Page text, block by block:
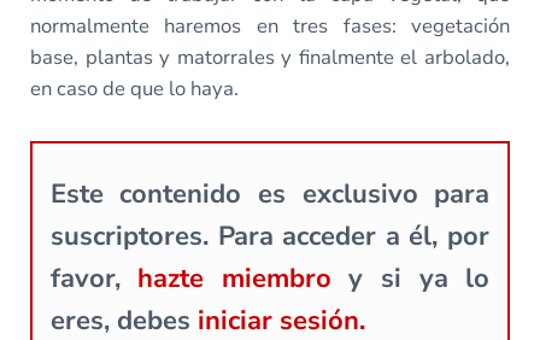
normalmente haremos en tres fases: vegetación
base, plantas y matorrales y finalmente el arbolado,
en caso de que lo haya.
Este contenido es exclusivo para
suscriptores. Para acceder a él, por
favor, hazte miembro y si ya lo
eres, debes iniciar sesión.